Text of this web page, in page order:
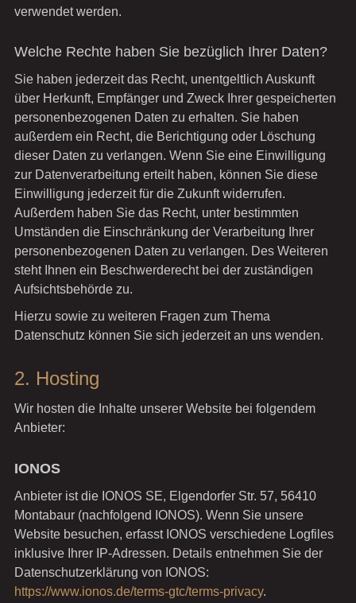
verwendet werden.
Welche Rechte haben Sie bezüglich Ihrer Daten?
Sie haben jederzeit das Recht, unentgeltlich Auskunft
über Herkunft, Empfänger und Zweck Ihrer gespeicherten
personenbezogenen Daten zu erhalten. Sie haben
außerdem ein Recht, die Berichtigung oder Löschung
dieser Daten zu verlangen. Wenn Sie eine Einwilligung
zur Datenverarbeitung erteilt haben, können Sie diese
Einwilligung jederzeit für die Zukunft widerrufen.
Außerdem haben Sie das Recht, unter bestimmten
Umständen die Einschränkung der Verarbeitung Ihrer
personenbezogenen Daten zu verlangen. Des Weiteren
steht Ihnen ein Beschwerderecht bei der zuständigen
Aufsichtsbehörde zu.
Hierzu sowie zu weiteren Fragen zum Thema
Datenschutz können Sie sich jederzeit an uns wenden.
2. Hosting
Wir hosten die Inhalte unserer Website bei folgendem
Anbieter:
IONOS
Anbieter ist die IONOS SE, Elgendorfer Str. 57, 56410
Montabaur (nachfolgend IONOS). Wenn Sie unsere
Website besuchen, erfasst IONOS verschiedene Logfiles
inklusive Ihrer IP-Adressen. Details entnehmen Sie der
Datenschutzerklärung von IONOS:
https://www.ionos.de/terms-gtc/terms-privacy.